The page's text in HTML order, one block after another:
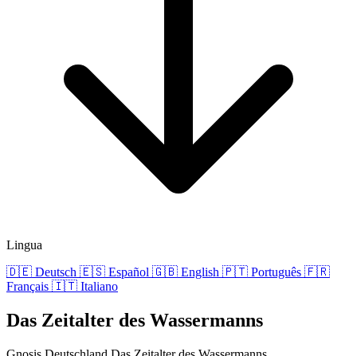
Lingua
🇩🇪 Deutsch 🇪🇸 Español 🇬🇧 English 🇵🇹 Português 🇫🇷
Français 🇮🇹 Italiano
Das Zeitalter des Wassermanns